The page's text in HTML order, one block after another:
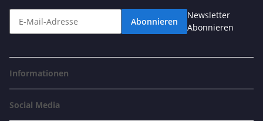
Abonnieren
Newsletter
Abonnieren
Informationen
Social Media